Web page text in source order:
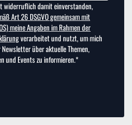
widerruflich damit einverstanden,
Art 26 DSGVO gemeinsam mit
meine Angaben im Rahmen der
verarbeitet und nutzt, um mich
über aktuelle Themen,
und Events zu informieren.*